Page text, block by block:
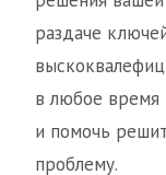
раздаче
в любое
и помочь
проблему.